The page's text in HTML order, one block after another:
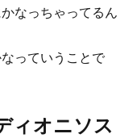
なっちゃってるん
っていうことで
ィオニソス